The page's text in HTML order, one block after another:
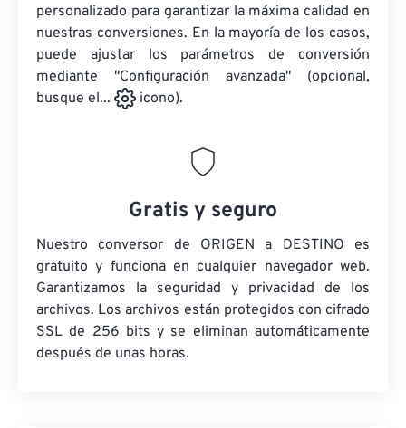
personalizado para garantizar la máxima calidad en
nuestras conversiones. En la mayoría de los casos,
puede ajustar los parámetros de conversión
mediante "Configuración avanzada" (opcional,
busque el...
icono).
Gratis y seguro
Nuestro conversor de ORIGEN a DESTINO es
gratuito y funciona en cualquier navegador web.
Garantizamos la seguridad y privacidad de los
archivos. Los archivos están protegidos con cifrado
SSL de 256 bits y se eliminan automáticamente
después de unas horas.